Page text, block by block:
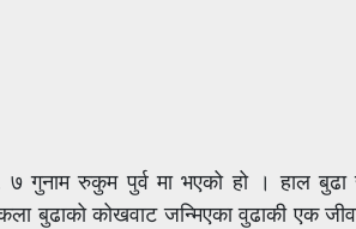
गुनाम रुकुम पुर्व मा भएको हो । हाल
बुढाको कोखवाट जन्मिएका वुढाकी एक